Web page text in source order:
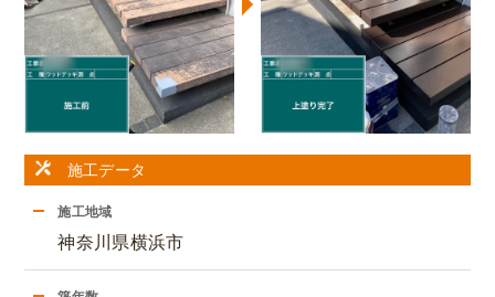
施工データ
施工地域
神奈川県横浜市